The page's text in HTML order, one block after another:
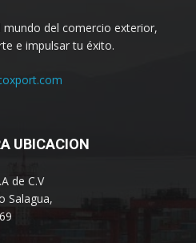
del comercio exterior,
e impulsar tu éxito.
UBICACION
de C.V
Salagua,